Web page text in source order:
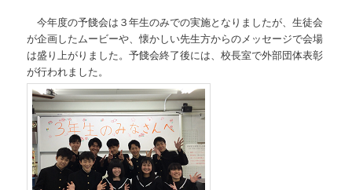
今年度の予餞会は３年生のみでの実施となりましたが、生徒会
が企画したムービーや、懐かしい先生方からのメッセージで会場
は盛り上がりました。予餞会終了後には、校長室で外部団体表彰
が行われました。